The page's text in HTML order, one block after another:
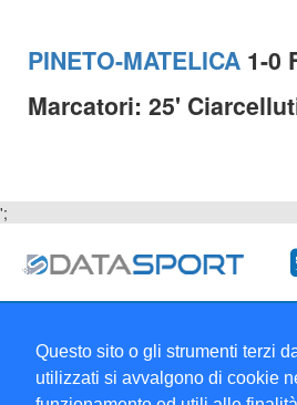
Questo sito o gli strumenti terzi
utilizzati si avvalgono di cookie
PINETO-MATELICA 1-0
Marcatori: 25'
';
Collabora con noi